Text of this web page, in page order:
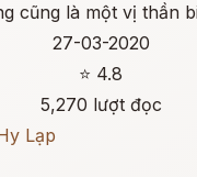
cũng là một vị thần
27-03-2020
⭐ 4.8
5,270 lượt đọc
Lạp